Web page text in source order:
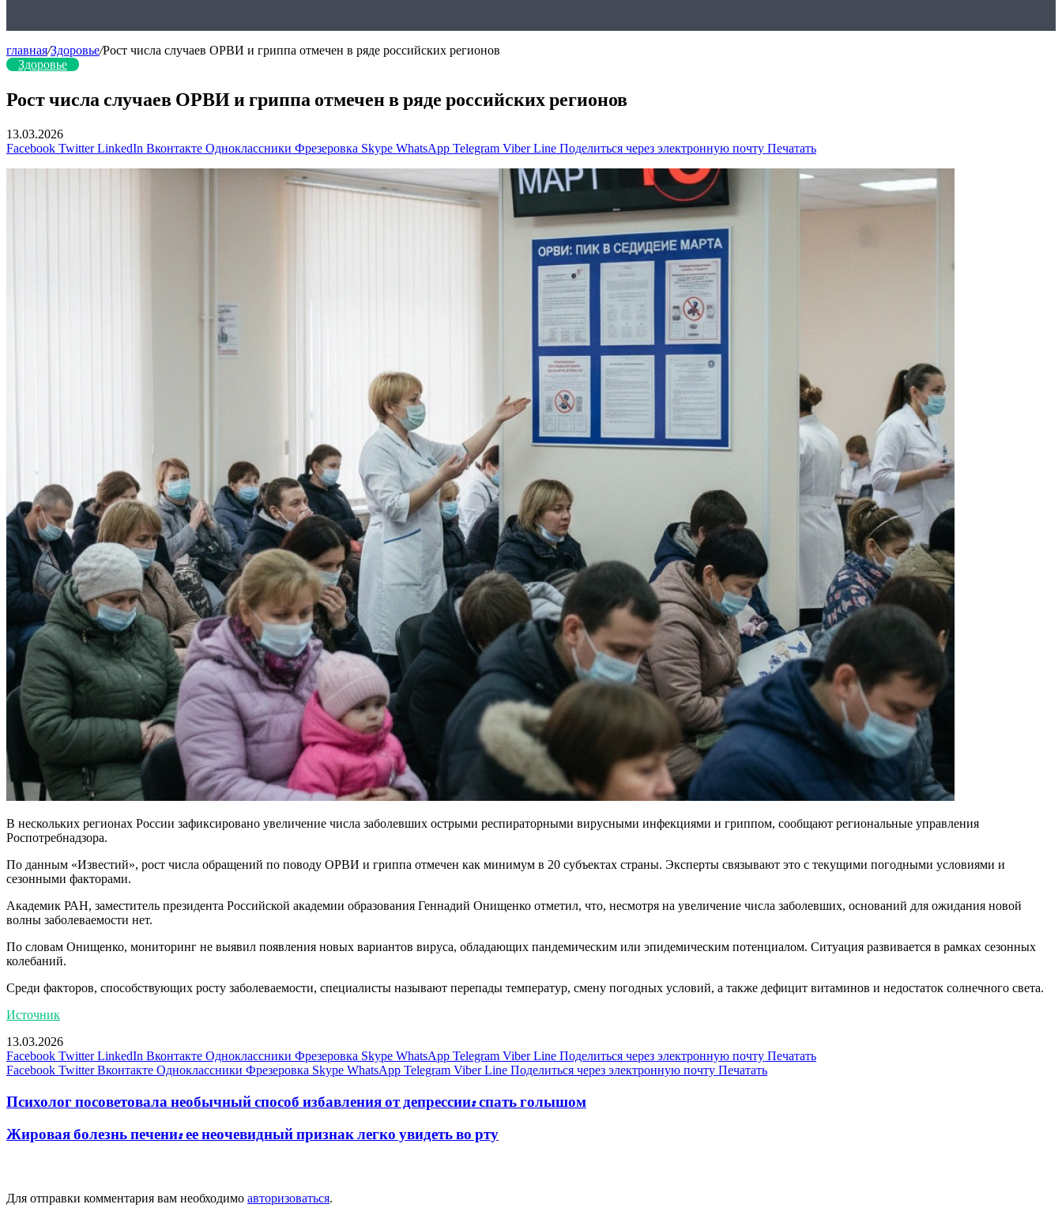
главная/Здоровье/Рост числа случаев ОРВИ и гриппа отмечен в ряде российских регионов
Здоровье
Рост числа случаев ОРВИ и гриппа отмечен в ряде российских регионов
13.03.2026
Facebook Twitter LinkedIn Вконтакте Одноклассники Фрезеровка Skype WhatsApp Telegram Viber Line Поделиться через электронную почту Печатать
В нескольких регионах России зафиксировано увеличение числа заболевших острыми респираторными вирусными инфекциями и гриппом, сообщают региональные управления
Роспотребнадзора.
По данным «Известий», рост числа обращений по поводу ОРВИ и гриппа отмечен как минимум в 20 субъектах страны. Эксперты связывают это с текущими погодными условиями и
сезонными факторами.
Академик РАН, заместитель президента Российской академии образования Геннадий Онищенко отметил, что, несмотря на увеличение числа заболевших, оснований для ожидания новой
волны заболеваемости нет.
По словам Онищенко, мониторинг не выявил появления новых вариантов вируса, обладающих пандемическим или эпидемическим потенциалом. Ситуация развивается в рамках сезонных
колебаний.
Среди факторов, способствующих росту заболеваемости, специалисты называют перепады температур, смену погодных условий, а также дефицит витаминов и недостаток солнечного света.
Источник
13.03.2026
Facebook Twitter LinkedIn Вконтакте Одноклассники Фрезеровка Skype WhatsApp Telegram Viber Line Поделиться через электронную почту Печатать
Facebook Twitter Вконтакте Одноклассники Фрезеровка Skype WhatsApp Telegram Viber Line Поделиться через электронную почту Печатать
Психолог посоветовала необычный способ избавления от депрессии: спать голышом
Жировая болезнь печени: ее неочевидный признак легко увидеть во рту
Для отправки комментария вам необходимо авторизоваться.